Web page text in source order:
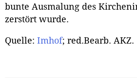
bunte Ausmalung des
zerstört wurde.
Quelle: Imhof; red.Bearb. AKZ.